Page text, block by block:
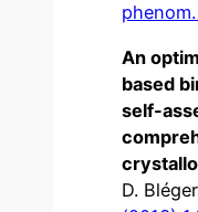
An
based
self-
D.